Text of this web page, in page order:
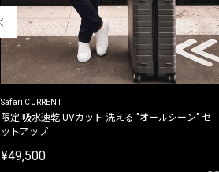
Safari CURRENT
限定 吸水速乾 UVカット 洗える "オールシーン" セ
ットアップ
¥49,500